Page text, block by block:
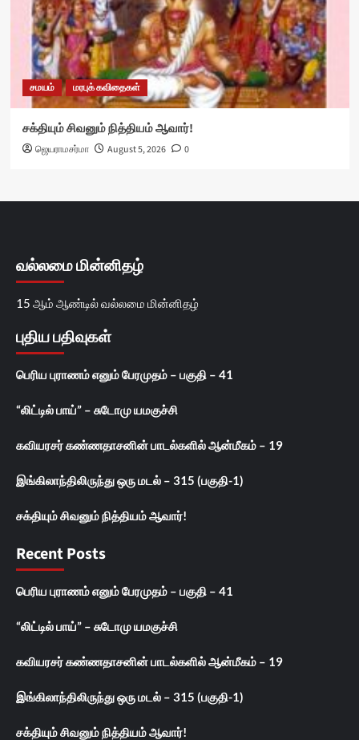
சமயம் மரபுக் கவிதைகள்
சக்தியும் சிவனும் நித்தியம் ஆவார்!
ஜெயராமசர்மா August 5, 2026 0
வல்லமை மின்னிதழ்
15 ஆம் ஆண்டில் வல்லமை மின்னிதழ்
புதிய பதிவுகள்
பெரிய புராணம் எனும் பேரமுதம் – பகுதி – 41
“லிட்டில் பாய்” – சுடோமு யமகுச்சி
கவியரசர் கண்ணதாசனின் பாடல்களில் ஆன்மீகம் – 19
இங்கிலாந்திலிருந்து ஒரு மடல் – 315 (பகுதி-1)
சக்தியும் சிவனும் நித்தியம் ஆவார்!
Recent Posts
பெரிய புராணம் எனும் பேரமுதம் – பகுதி – 41
“லிட்டில் பாய்” – சுடோமு யமகுச்சி
கவியரசர் கண்ணதாசனின் பாடல்களில் ஆன்மீகம் – 19
இங்கிலாந்திலிருந்து ஒரு மடல் – 315 (பகுதி-1)
சக்தியும் சிவனும் நித்தியம் ஆவார்!